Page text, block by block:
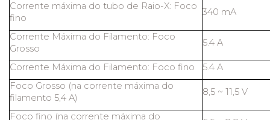
Corrente máxima do tubo de Raio-X: Foco
fino
340 mA
Corrente Máxima do Filamento: Foco
Grosso
5.4 A
Corrente Máxima do Filamento: Foco fino
5.4 A
Foco Grosso (na corrente máxima do
filamento 5,4 A)
8,5 ~ 11,5 V
Foco fino (na corrente máxima do